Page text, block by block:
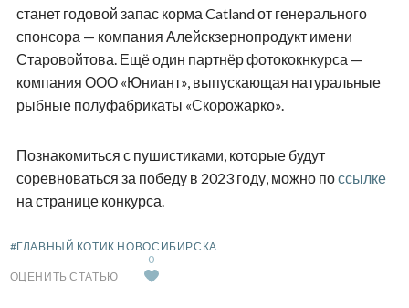
станет годовой запас корма Catland от генерального
спонсора — компания Алейскзернопродукт имени
Старовойтова. Ещё один партнёр фотококнкурса —
компания ООО «Юниант», выпускающая натуральные
рыбные полуфабрикаты «Скорожарко».
Познакомиться с пушистиками, которые будут
соревноваться за победу в 2023 году, можно поссылке
на странице конкурса.
#ГЛАВНЫЙ КОТИК НОВОСИБИРСКА
ОЦЕНИТЬ СТАТЬЮ
0